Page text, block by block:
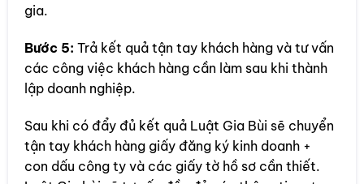
gia.
Bước 5: Trả kết quả tận tay khách hàng và tư vấn
các công việc khách hàng cần làm sau khi thành
lập doanh nghiệp.
Sau khi có đẩy đủ kết quả Luật Gia Bùi sẽ chuyển
tận tay khách hàng giấy đăng ký kinh doanh +
con dấu công ty và các giấy tờ hồ sơ cần thiết.